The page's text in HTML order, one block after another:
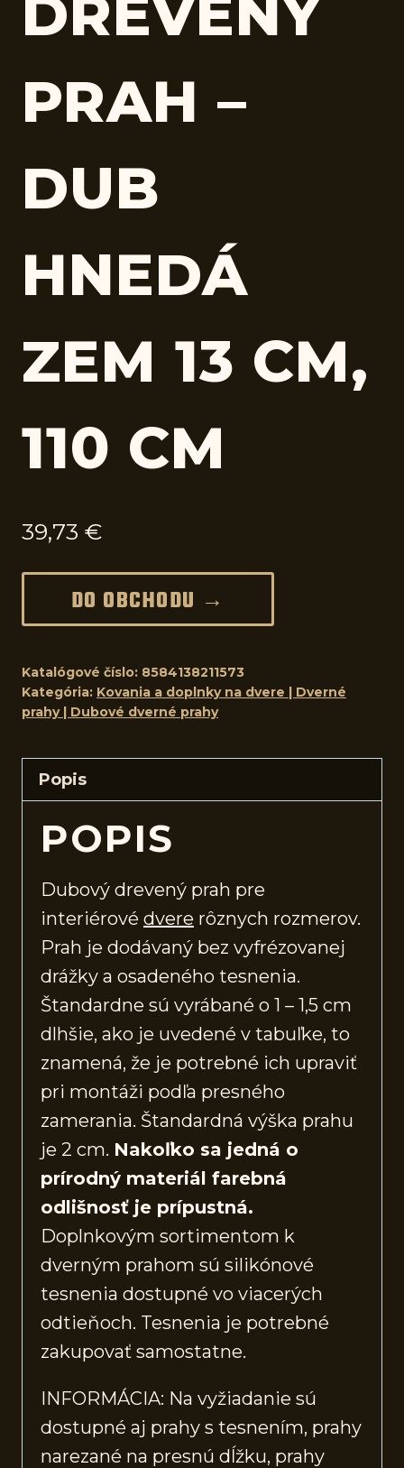
DREVENÝ
PRAH –
DUB
HNEDÁ
ZEM 13 CM,
110 CM
39,73 €
DO OBCHODU →
Katalógové číslo: 8584138211573
Kategória: Kovania a doplnky na dvere | Dverné
prahy | Dubové dverné prahy
Popis
POPIS
Dubový drevený prah pre
interiérové dvere rôznych rozmerov.
Prah je dodávaný bez vyfrézovanej
drážky a osadeného tesnenia.
Štandardne sú vyrábané o 1 – 1,5 cm
dlhšie, ako je uvedené v tabuľke, to
znamená, že je potrebné ich upraviť
pri montáži podľa presného
zamerania. Štandardná výška prahu
je 2 cm. Nakoľko sa jedná o
prírodný materiál farebná
odlišnosť je prípustná.
Doplnkovým sortimentom k
dverným prahom sú silikónové
tesnenia dostupné vo viacerých
odtieňoch. Tesnenia je potrebné
zakupovať samostatne.
INFORMÁCIA: Na vyžiadanie sú
dostupné aj prahy s tesnením, prahy
narezané na presnú dĺžku, prahy